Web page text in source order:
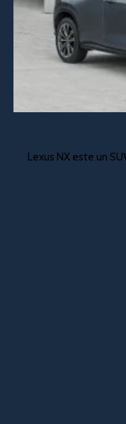
Lexus NX este un